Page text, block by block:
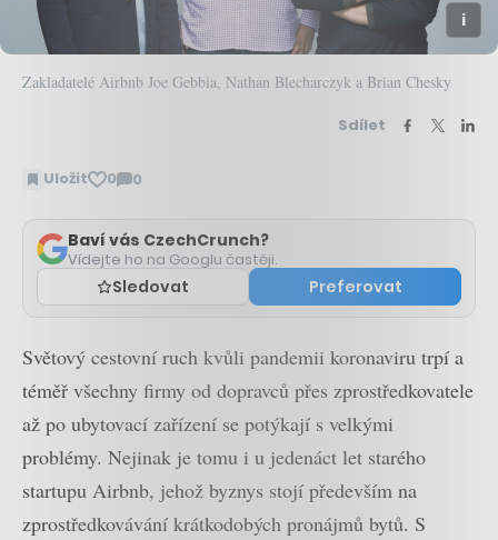
Zakladatelé Airbnb Joe Gebbia, Nathan Blecharczyk a Brian Chesky
Sdílet
Uložit 0 0
Zobrazit
Baví vás CzechCrunch?
Vídejte ho na Googlu častěji.
Sledovat Preferovat
Světový cestovní ruch kvůli pandemii koronaviru trpí a
téměř všechny firmy od dopravců přes zprostředkovatele
až po ubytovací zařízení se potýkají s velkými
problémy. Nejinak je tomu i u jedenáct let starého
startupu Airbnb, jehož byznys stojí především na
zprostředkovávání krátkodobých pronájmů bytů. S